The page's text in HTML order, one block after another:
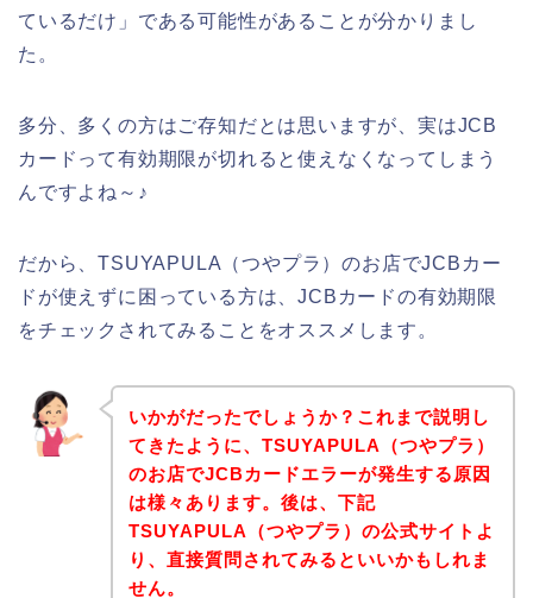
ているだけ」である可能性があることが分かりまし
た。
多分、多くの方はご存知だとは思いますが、実はJCB
カードって有効期限が切れると使えなくなってしまう
んですよね～♪
だから、TSUYAPULA（つやプラ）のお店でJCBカー
ドが使えずに困っている方は、JCBカードの有効期限
をチェックされてみることをオススメします。
いかがだったでしょうか？これまで説明し
てきたように、TSUYAPULA（つやプラ）
のお店でJCBカードエラーが発生する原因
は様々あります。後は、下記
TSUYAPULA（つやプラ）の公式サイトよ
り、直接質問されてみるといいかもしれま
せん。